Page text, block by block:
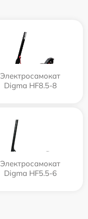
Электросамокат
Digma HF8.5-8
Электросамокат
Digma HF5.5-6